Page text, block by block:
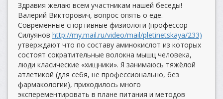
Здравия желаю всем участникам нашей беседы!
Валерий Викторович, вопрос опять о еде.
Современные спортивные физиологи (профессор
Силуянов http://my.mail.ru/video/mail/pletinetskaya/233)
утверждают что по составу аминокислот из которых
состоят сократительные волокна мышц человека,
люди класические «хищники». Я занимаюсь тяжёлой
атлетикой (для себя, не профессионально, без
фармакологии), приходилось много
эксперементировать в плане питания и методов